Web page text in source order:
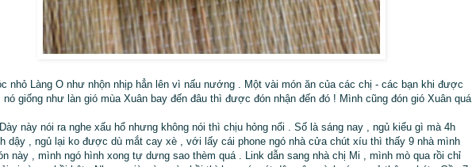
nhỏ Làng O như nhộn nhịp hẳn lên vì nấu nướng . Một vài món ăn của các chị - các bạn khi được
nó giống như làn gió mùa Xuân bay đến đâu thì được đón nhận đến đó ! Mình cũng đón gió Xuân quá
này nói ra nghe xấu hổ nhưng không nói thì chịu hỏng nổi . Số là sáng nay , ngủ kiểu gì mà 4h
dậy , ngủ lại ko được dù mắt cay xè , với lấy cái phone ngó nhà cửa chút xíu thì thấy 9 nhà mình
này , mình ngó hình xong tự dưng sao thèm quá . Link dẫn sang nhà chị Mi , mình mò qua rồi chỉ